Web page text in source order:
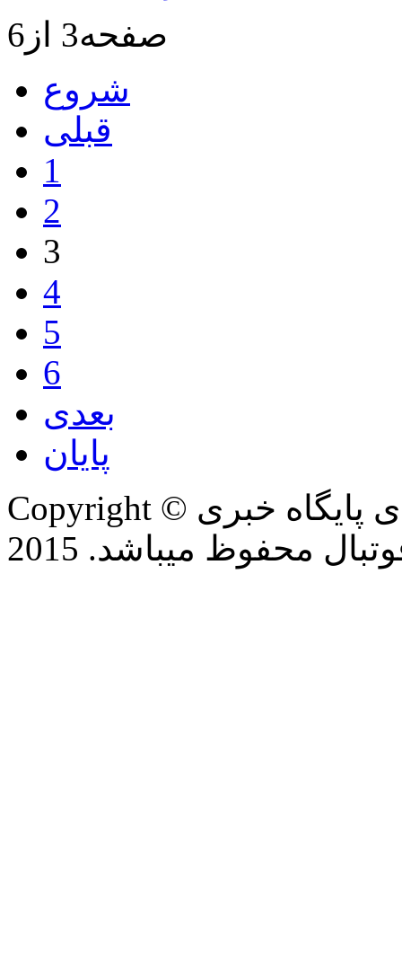
صفحه3 از6
شروع
قبلی
1
2
3
4
5
6
بعدی
پایان
Copyright © تمام حقوق این وب سایت برای پایگاه خبری
محفوظ میباشد. 2015